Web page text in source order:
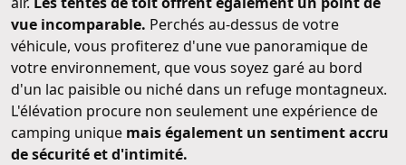
vue incomparable. Perchés au-dessus de votre
véhicule, vous profiterez d'une vue panoramique de
votre environnement, que vous soyez garé au bord
d'un lac paisible ou niché dans un refuge montagneux.
L'élévation procure non seulement une expérience de
camping unique mais également un sentiment accru
de sécurité et d'intimité.